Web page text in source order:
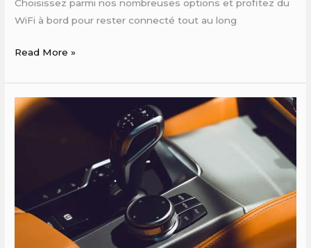
Choisissez parmi nos nombreuses options et profitez du
WiFi à bord pour rester connecté tout au long
Read More »
location
voiture
Menara